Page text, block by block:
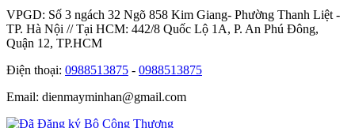
VPGD: Số 3 ngách 32 Ngõ 858 Kim Giang- Phường Thanh Liệt -
TP. Hà Nội // Tại HCM: 442/8 Quốc Lộ 1A, P. An Phú Đông,
Quận 12, TP.HCM
Điện thoại: 0988513875 - 0988513875
Email: dienmayminhan@gmail.com